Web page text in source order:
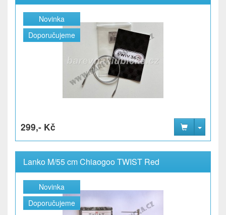
Novinka
Doporučujeme
299,- Kč
Lanko M/55 cm Chiaogoo TWIST Red
Novinka
Doporučujeme